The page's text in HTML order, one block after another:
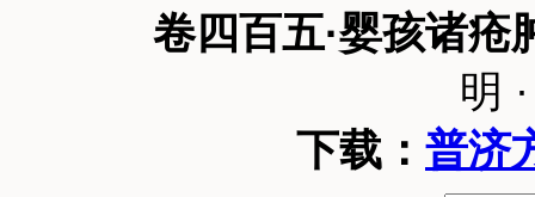
卷四百五·婴孩诸
明
下载： 普济